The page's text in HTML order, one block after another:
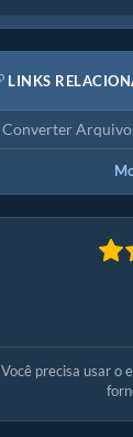
LINKS
Converter
Você precisa usar o